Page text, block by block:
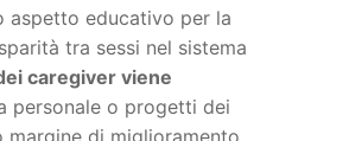
aspetto educativo per la
tra sessi nel sistema
caregiver viene
personale o progetti dei
margine di miglioramento